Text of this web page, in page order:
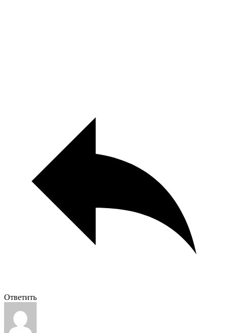
Ответить